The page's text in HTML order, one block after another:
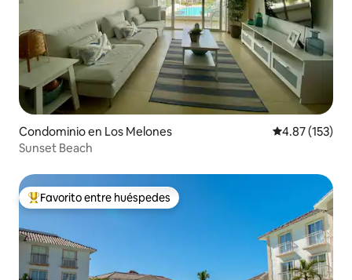
Condominio en Los Melones Calificación
4.87 (153)
Sunset Beach
De los mejores en Favorito entre huéspedes
Favorito entre huéspedes